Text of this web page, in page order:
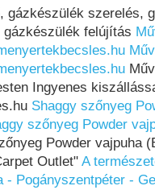
gázkészülék szerelés,
felújítás
Ingyenes
Shaggy szőnyeg
szőnyeg Powder
Powder vajpuha
Outlet" A
- Pogányszentpéter -